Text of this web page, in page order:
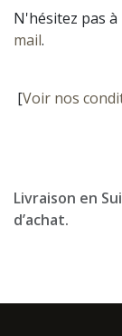
N'hésitez pas
mail.
[Voir nos
Livraison en
d’achat.